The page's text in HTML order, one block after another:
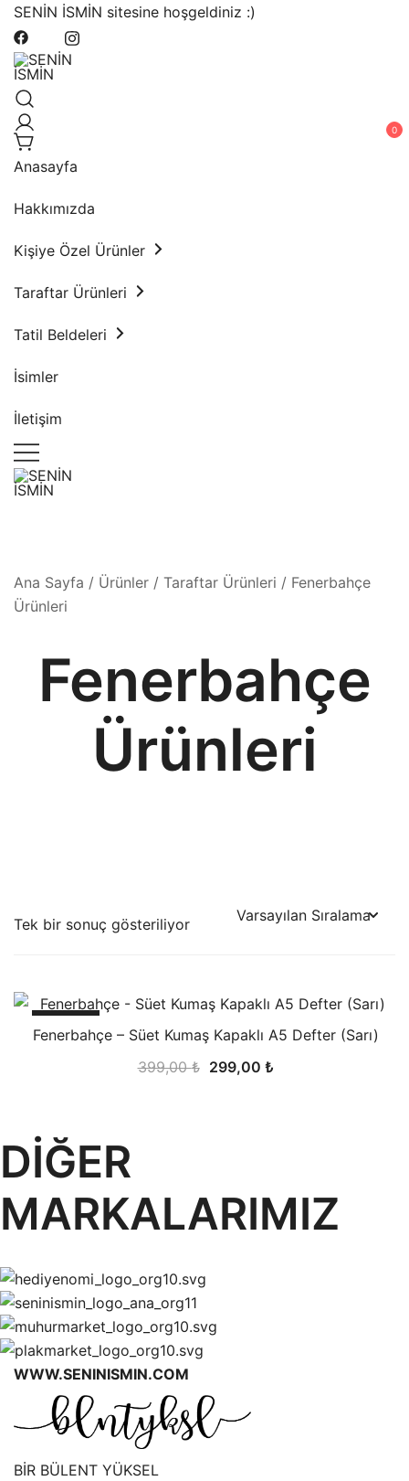
Skip
content
SENİN İSMİN sitesine hoşgeldiniz :)
SENİN İSMİN
"Kişiye Özel Hediyelik Eşyalar"
0
Anasayfa
Hakkımızda
Kişiye Özel Ürünler
Taraftar Ürünleri
Tatil Beldeleri
İsimler
İletişim
derece
Ana Sayfa / Ürünler / Taraftar Ürünleri / Fenerbahçe
Ürünleri
Fenerbahçe
Ürünleri
Tek bir sonuç gösteriliyor
Fenerbahçe – Süet Kumaş Kapaklı A5 Defter (Sarı)
399,00₺ Orijinal
299,00 ₺Şu
DİĞER
MARKALARIMIZ
WWW.SENINISMIN.COM
BİR BÜLENT YÜKSEL